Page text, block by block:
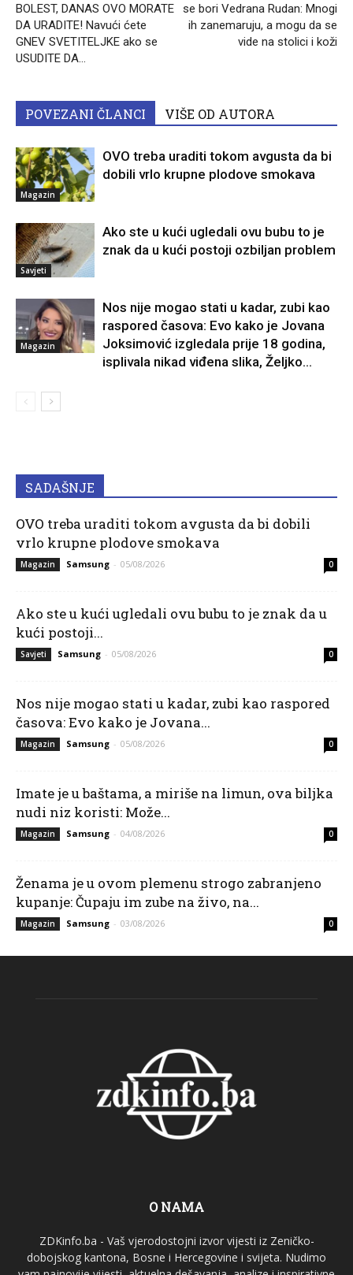
BOLEST, DANAS OVO MORATE
DA URADITE! Navući ćete
GNEV SVETITELJKE ako se
USUDITE DA…
se bori Vedrana Rudan: Mnogi
ih zanemaruju, a mogu da se
vide na stolici i koži
POVEZANI ČLANCI VIŠE OD AUTORA
Magazin
OVO treba uraditi tokom avgusta da bi
dobili vrlo krupne plodove smokava
Savjeti
Ako ste u kući ugledali ovu bubu to je
znak da u kući postoji ozbiljan problem
Magazin
Nos nije mogao stati u kadar, zubi kao
raspored časova: Evo kako je Jovana
Joksimović izgledala prije 18 godina,
isplivala nikad viđena slika, Željko...
SADAŠNJE
OVO treba uraditi tokom avgusta da bi dobili
vrlo krupne plodove smokava
Magazin Samsung - 05/08/2026 0
Ako ste u kući ugledali ovu bubu to je znak da u
kući postoji...
Savjeti Samsung - 05/08/2026 0
Nos nije mogao stati u kadar, zubi kao raspored
časova: Evo kako je Jovana...
Magazin Samsung - 05/08/2026 0
Imate je u baštama, a miriše na limun, ova biljka
nudi niz koristi: Može...
Magazin Samsung - 04/08/2026 0
Ženama je u ovom plemenu strogo zabranjeno
kupanje: Čupaju im zube na živo, na...
Magazin Samsung - 03/08/2026 0
O NAMA
ZDKinfo.ba - Vaš vjerodostojni izvor vijesti iz Zeničko-
dobojskog kantona, Bosne i Hercegovine i svijeta. Nudimo